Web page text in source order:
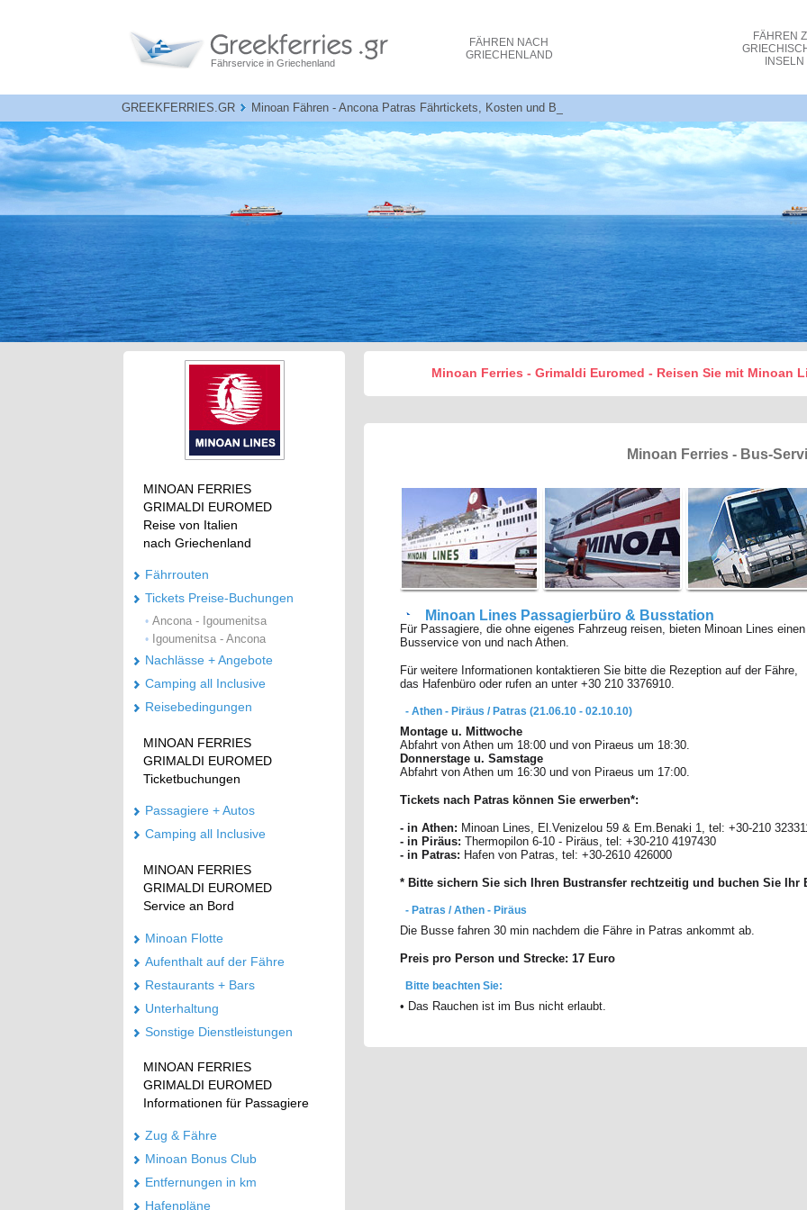
Fährservice in Griechenland
FÄHREN NACH
GRIECHENLAND
FÄHREN
INSELN
GREEKFERRIES.GR Minoan Fähren - Ancona Patras Fährtickets, Kosten und Buchungen
MINOAN FERRIES
GRIMALDI EUROMED
Reise von Italien
nach Griechenland
Fährrouten
Tickets Preise-Buchungen
• Ancona - Igoumenitsa
• Igoumenitsa - Ancona
Nachlässe + Angebote
Camping all Inclusive
Reisebedingungen
MINOAN FERRIES
GRIMALDI EUROMED
Ticketbuchungen
Passagiere + Autos
Camping all Inclusive
MINOAN FERRIES
GRIMALDI EUROMED
Service an Bord
Minoan Flotte
Aufenthalt auf der Fähre
Restaurants + Bars
Unterhaltung
Sonstige Dienstleistungen
MINOAN FERRIES
GRIMALDI EUROMED
Informationen für Passagiere
Zug & Fähre
Minoan Bonus Club
Entfernungen in km
Hafenpläne
Minoan Ferries - Grimaldi Euromed - Reisen Sie mit Minoan
Minoan Ferries - Bus-
Minoan Lines Passagierbüro & Busstation
Für Passagiere, die ohne eigenes Fahrzeug reisen, bieten Minoan Lines einen
Busservice von und nach Athen.
Für weitere Informationen kontaktieren Sie bitte die Rezeption auf der Fähre,
das Hafenbüro oder rufen an unter +30 210 3376910.
- Athen - Piräus / Patras (21.06.10 - 02.10.10)
Montage u. Mittwoche
Abfahrt von Athen um 18:00 und von Piraeus um 18:30.
Donnerstage u. Samstage
Abfahrt von Athen um 16:30 und von Piraeus um 17:00.
Tickets nach Patras können Sie erwerben*:
- in Athen: Minoan Lines, El.Venizelou 59 & Em.Benaki 1, tel: +30-210
- in Piräus: Thermopilon 6-10 - Piräus, tel: +30-210 4197430
- in Patras: Hafen von Patras, tel: +30-2610 426000
* Bitte sichern Sie sich Ihren Bustransfer rechtzeitig und buchen Sie Ihr
- Patras / Athen - Piräus
Die Busse fahren 30 min nachdem die Fähre in Patras ankommt ab.
Preis pro Person und Strecke: 17 Euro
Bitte beachten Sie:
• Das Rauchen ist im Bus nicht erlaubt.